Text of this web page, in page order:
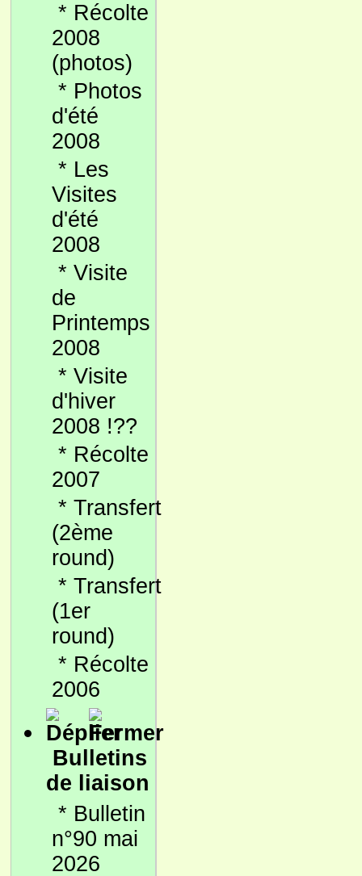
* Récolte
2008
(photos)
* Photos
d'été
2008
* Les
Visites
d'été
2008
* Visite
de
Printemps
2008
* Visite
d'hiver
2008 !??
* Récolte
2007
* Transfert
(2ème
round)
* Transfert
(1er
round)
* Récolte
2006
Bulletins
de liaison
* Bulletin
n°90 mai
2026